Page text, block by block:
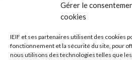
Gérer le
cookies
IEIF et ses partenaires utilisent des cookies
fonctionnement et la sécurité du site, pour
nous utilisons des technologies telles que
Prénom*